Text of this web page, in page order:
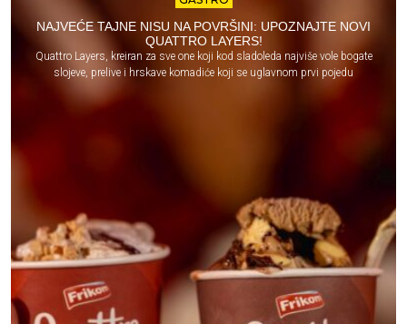
NAJVEĆE TAJNE NISU NA POVRŠINI: UPOZNAJTE NOVI
QUATTRO LAYERS!
Quattro Layers, kreiran za sve one koji kod sladoleda najviše vole bogate
slojeve, prelive i hrskave komadiće koji se uglavnom prvi pojedu